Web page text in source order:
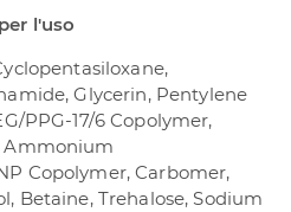
l'uso
Glycerin, Pentylene
PPG-17/6 Copolymer,
Ammonium
Copolymer, Carbomer,
Betaine, Trehalose, Sodium